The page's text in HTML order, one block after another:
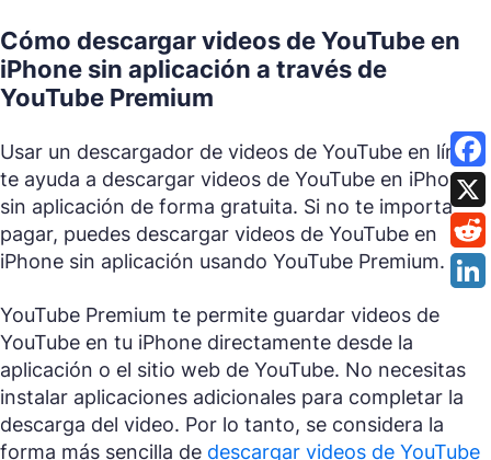
Cómo descargar videos de YouTube en
iPhone sin aplicación a través de
YouTube Premium
Usar un descargador de videos de YouTube en línea
te ayuda a descargar videos de YouTube en iPhone
sin aplicación de forma gratuita. Si no te importa
pagar, puedes descargar videos de YouTube en
iPhone sin aplicación usando YouTube Premium.
YouTube Premium te permite guardar videos de
YouTube en tu iPhone directamente desde la
aplicación o el sitio web de YouTube. No necesitas
instalar aplicaciones adicionales para completar la
descarga del video. Por lo tanto, se considera la
forma más sencilla de descargar videos de YouTube